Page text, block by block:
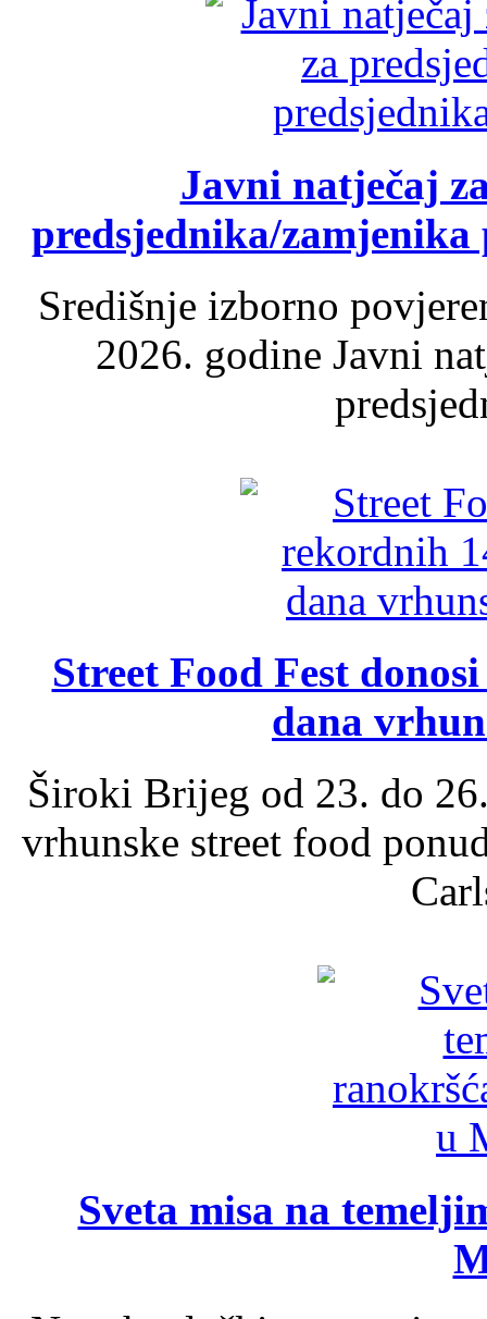
Javni natječaj
predsjednika/
Središnje izborno
2026. godine Javni
Street Food Fest
dana
Široki Brijeg od 23. do
vrhunske street food
Sveta misa na